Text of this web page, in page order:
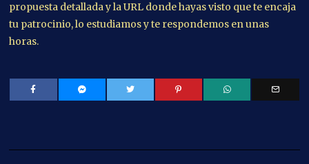
propuesta detallada y la URL donde hayas visto que te encaja
tu patrocinio, lo estudiamos y te respondemos en unas
horas.